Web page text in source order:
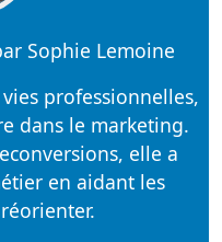
Sophie Lemoine
professionnelles,
dans le marketing.
elle a
en aidant les